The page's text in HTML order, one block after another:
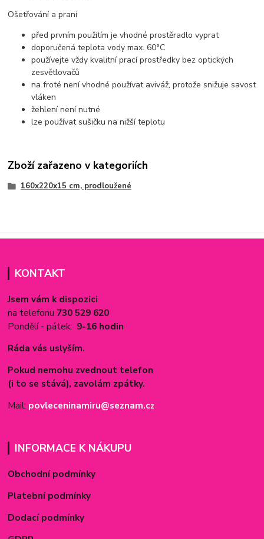
Ošetřování a praní
před prvním použitím je vhodné prostěradlo vyprat
doporučená teplota vody max. 60°C
používejte vždy kvalitní prací prostředky bez optických
zesvětlovačů
na froté není vhodné používat aviváž, protože snižuje savost
vláken
žehlení není nutné
lze používat sušičku na nižší teplotu
Zboží zařazeno v kategoriích
160x220x15 cm, prodloužené
KONTAKT
Jsem vám k dispozici
na telefonu 730 529 620
Pondělí - pátek: 9-16 hodin
Ráda vás uslyším.
Pokud nemohu zvednout telefon
(i to se stává), zavolám zpátky.
Mail: povleceninamiru@seznam.cz
INFORMACE K NÁKUPU
Obchodní podmínky
Platební podmínky
Dodací podmínky